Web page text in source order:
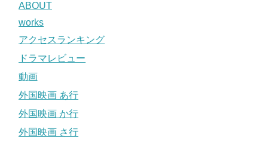
ABOUT
works
アクセスランキング
ドラマレビュー
動画
外国映画 あ行
外国映画 か行
外国映画 さ行